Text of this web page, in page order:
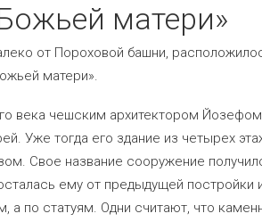
матери»
от Пороховой башни,
матери».
века чешским архитектором
Уже тогда его здание из четырех
Свое название сооружение
ему от предыдущей постройки
а по статуям. Одни считают, что